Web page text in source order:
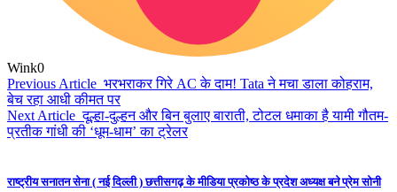
Wink0
Previous Article भरभराकर गिरे AC के दाम! Tata ने मचा डाला कोहराम,
बेच रहा आधी कीमत पर
Next Article दूल्हा-दुल्हन और बिन बुलाए बाराती, टोटल धमाका है यामी गौतम-
प्रतीक गांधी की ‘धूम-धाम’ का ट्रेलर
राष्ट्रीय सनातन सेना ( नई दिल्ली ) छत्तीसगढ़ के मीडिया प्रकोष्ठ के प्रदेश अध्यक्ष बने प्रेम सोनी